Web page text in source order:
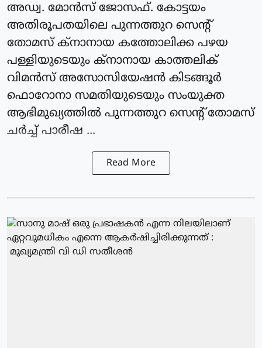
അഡ്വ. മോന്‍സ് ജോസഫ്. കോട്ടയം
അതിരൂപതയിലെ പുന്നത്തുറ സെന്റ്
തോമസ് ക്‌നാനായ കത്തോലിക്ക പഴയ
പള്ളിയുടെയും ക്‌നാനായ കാത്തലിക്
വിമന്‍സ് അസോസിയേഷന്‍ കിടങ്ങൂര്‍
ഫൊറോനാ സമതിയുടെയും സംയുക്ത
ആഭിമുഖ്യത്തില്‍ പുന്നത്തുറ സെന്റ് തോമസ്
ചര്‍ച്ച് പാരീഷ ...
Read More